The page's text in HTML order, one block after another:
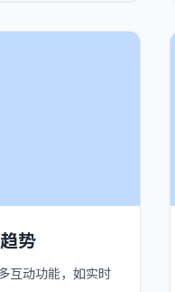
势
互动功能，如实时